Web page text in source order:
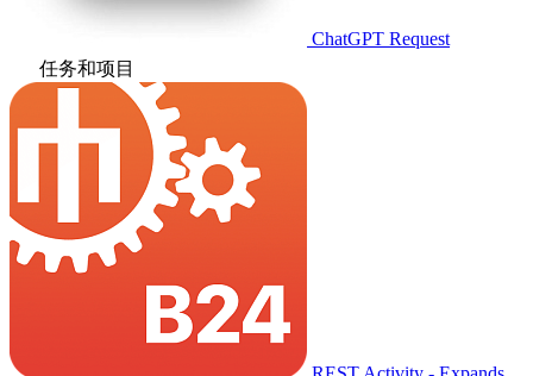
ChatGPT Request
任务和项目